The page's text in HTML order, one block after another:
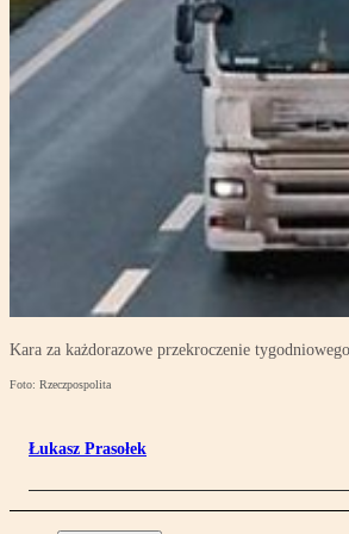
Kara za każdorazowe przekroczenie
Foto: Rzeczpospolita
Łukasz Prasołek